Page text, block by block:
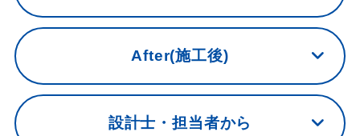
After(施工後)
設計士・担当者から